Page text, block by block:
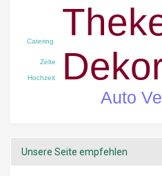
Auto
Catering
Zelte
Hochzeit
Unsere Seite empfehlen